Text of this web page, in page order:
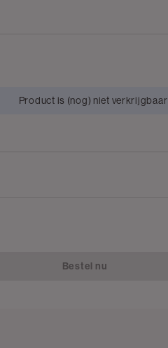
Product is (nog) niet verkrijgbaar
Bestel nu